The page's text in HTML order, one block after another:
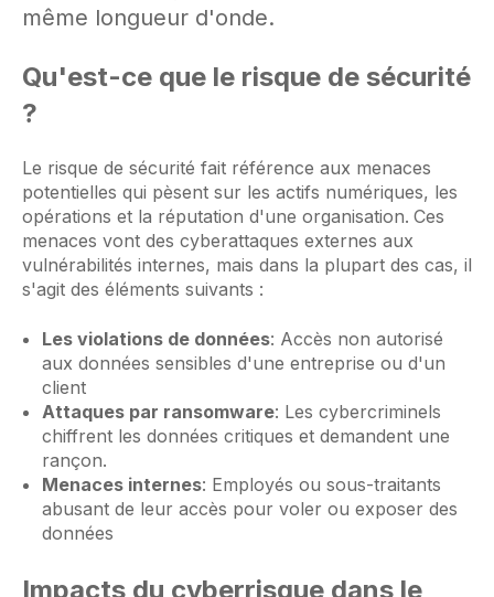
même longueur d'onde.
Qu'est-ce que le risque de sécurité
?
Le risque de sécurité fait référence aux menaces
potentielles qui pèsent sur les actifs numériques, les
opérations et la réputation d'une organisation. Ces
menaces vont des cyberattaques externes aux
vulnérabilités internes, mais dans la plupart des cas, il
s'agit des éléments suivants :
Les violations de données: Accès non autorisé
aux données sensibles d'une entreprise ou d'un
client
Attaques par ransomware: Les cybercriminels
chiffrent les données critiques et demandent une
rançon.
Menaces internes: Employés ou sous-traitants
abusant de leur accès pour voler ou exposer des
données
Impacts du cyberrisque dans le